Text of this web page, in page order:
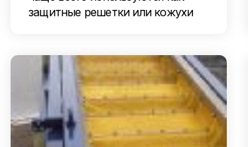
защитные решетки или кожухи